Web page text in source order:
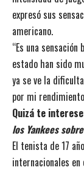
expresó sus
americano.
“Es una
estado han sido
ya se ve la
por mi
Quizá te
los Yankees
El tenista de 17
internacionales